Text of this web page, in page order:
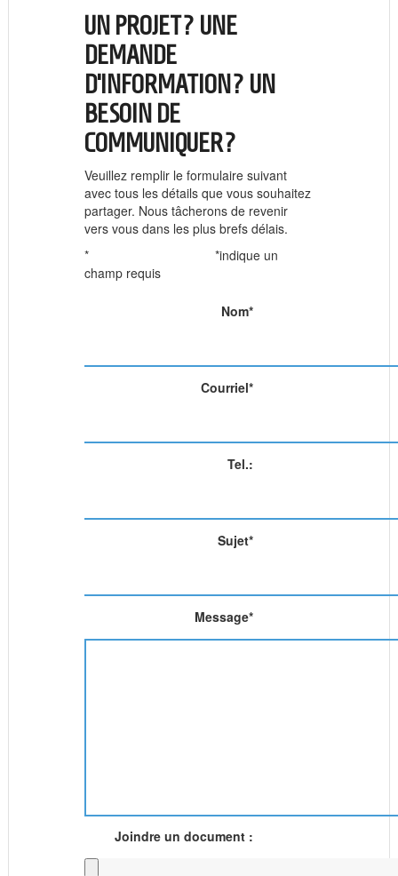
UN PROJET? UNE
DEMANDE
D’INFORMATION? UN
BESOIN DE
COMMUNIQUER?
Veuillez remplir le formulaire suivant
avec tous les détails que vous souhaitez
partager. Nous tâcherons de revenir
vers vous dans les plus brefs délais.
*
*indique un
champ requis
Nom*
Courriel*
Tel.:
Sujet*
Message*
Joindre un document :